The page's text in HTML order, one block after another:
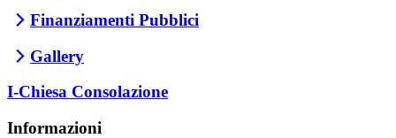
Finanziamenti Pubblici
Gallery
I-Chiesa Consolazione
Informazioni